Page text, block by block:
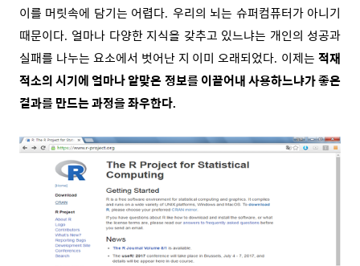
이를 머릿속에 담기는 어렵다. 우리의 뇌는 슈퍼컴퓨터가 아니기
때문이다. 얼마나 다양한 지식을 갖추고 있느냐는 개인의 성공과
실패를 나누는 요소에서 벗어난 지 이미 오래되었다. 이제는 적재
적소의 시기에 얼마나 알맞은 정보를 이끌어내 사용하느냐가 좋은
결과를 만드는 과정을 좌우한다.